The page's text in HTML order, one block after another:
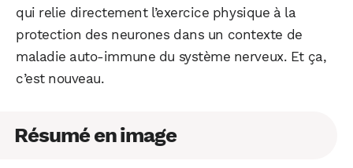
qui relie directement l’exercice physique à la
protection des neurones dans un contexte de
maladie auto-immune du système nerveux. Et ça,
c’est nouveau.
Résumé en image